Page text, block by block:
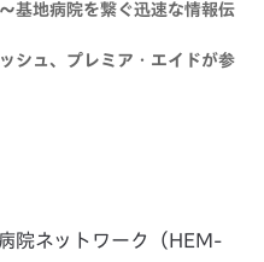
基地病院を繋ぐ迅速な情報伝
シュ、プレミア・エイドが参
院ネットワーク（HEM-